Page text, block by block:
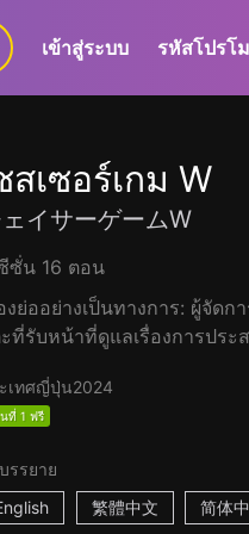
เข้าสู่ระบบ รหัสโปรโ
สเซอร์เกม W
イサーゲームW
ซั่น 16 ตอน
งย่ออย่างเป็นทางการ: ผู้จัดก
ที่รับหน้าที่ดูแลเรื่องการประ
เทศญี่ปุ่น2024
ที่ 1 ฟรี
รรยาย
繁體中文 简体